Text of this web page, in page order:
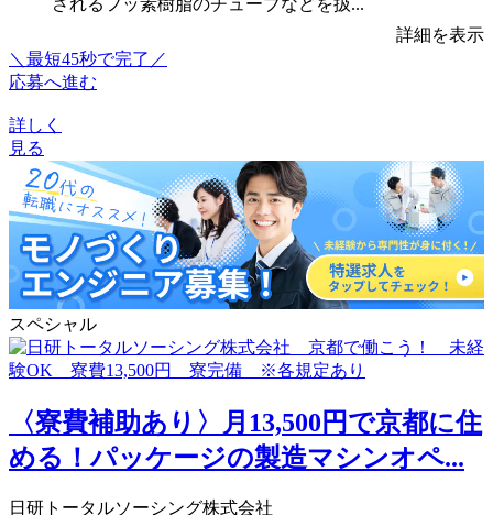
されるフッ素樹脂のチューブなどを扱...
詳細を表示
＼最短45秒で完了／
応募へ進む
詳しく
見る
スペシャル
〈寮費補助あり〉月13,500円で京都に住
める！パッケージの製造マシンオペ...
日研トータルソーシング株式会社